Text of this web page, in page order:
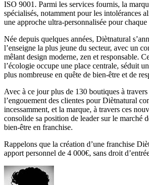
ISO 9001. Parmi les services fournis, la
spécialisés, notamment pour les intolérances
une approche ultra-personnalisée pour
Née depuis quelques années, Diètnatural
l’enseigne la plus jeune du secteur, avec un
mêlant design moderne, zen et responsable.
l’écologie occupe une place centrale, séduit
plus nombreuse en quête de bien-être et de
Avec à ce jour plus de 130 boutiques à travers
l’engouement des clientes pour Diètnatural
incessamment, et la marque, à travers ces
consolide sa position de leader sur le marché
bien-être en franchise.
Rappelons que la création d’une franchise
apport personnel de 4 000€, sans droit